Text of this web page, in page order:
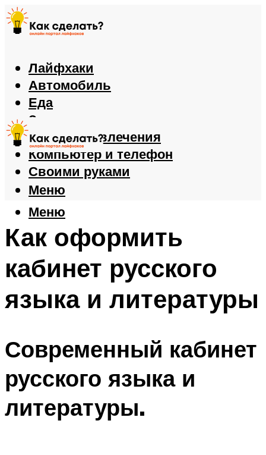
Лайфхаки
Автомобиль
Еда
Здоровье
Игры и развлечения
Компьютер и телефон
Своими руками
Меню
Меню
Как оформить
кабинет русского
языка и литературы
Современный кабинет
русского языка и
литературы.